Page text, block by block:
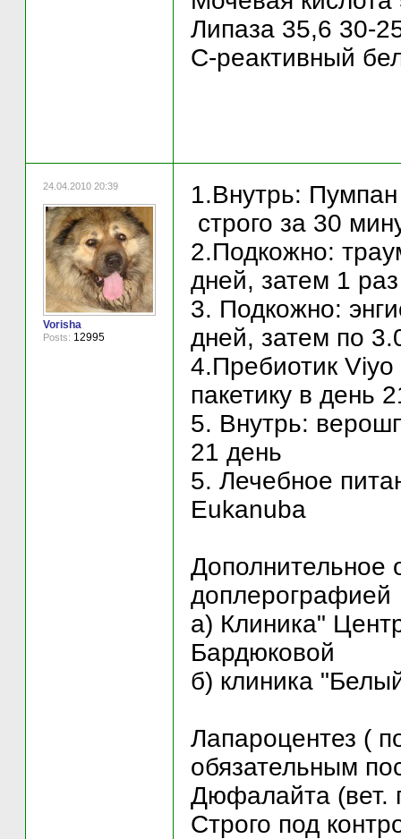
Липаза 35,6 30-
С-реактивный
24.04.2010 20:39
Vorisha
Posts: 12995
1.Внутрь:
строго за 30
2.Подкожно:
дней, затем 1
3. Подкожно:
дней, затем по
4.Пребиотик
пакетику в день
5. Внутрь:
21 день
5. Лечебное
Eukanuba
Дополнительное
доплерографией
а) Клиника"
Бардюковой
б) клиника
Лапароцентез (
обязательным
Дюфалайта (вет.
Строго под